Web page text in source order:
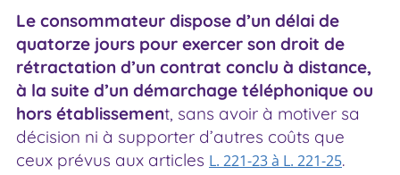
Le consommateur dispose d’un délai de
quatorze jours pour exercer son droit de
rétractation d’un contrat conclu à distance,
à la suite d’un démarchage téléphonique ou
hors établissement, sans avoir à motiver sa
décision ni à supporter d’autres coûts que
ceux prévus aux articles L. 221-23 à L. 221-25.